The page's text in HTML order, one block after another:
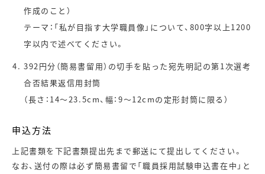
作成のこと）
テーマ：「私が目指す大学職員像」について、800字以上1200
字以内で述べてください。
392円分（簡易書留用）の切手を貼った宛先明記の第1次選考
合否結果返信用封筒
（長さ：14～23.5cm、幅：9～12cmの定形封筒に限る）
申込方法
上記書類を下記書類提出先まで郵送にて提出してください。
なお、送付の際は必ず簡易書留で「職員採用試験申込書在中」と